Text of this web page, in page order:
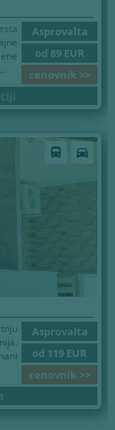
Asprovalta
od 89 EUR
cenovnik >>
directions_bus directions_car
Asprovalta
od 119 EUR
cenovnik >>